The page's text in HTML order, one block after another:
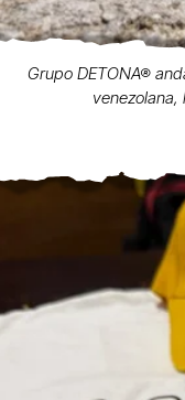
Grupo DETONA®
venezolana,